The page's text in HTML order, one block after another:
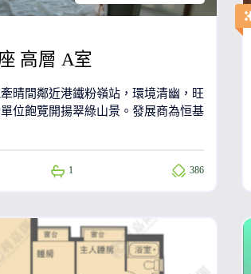
高層 A室
晴間鄰近港鐵粉嶺站，環境清幽，旺
位飽覽開揚翠綠山景。發展商為恒基
1 386